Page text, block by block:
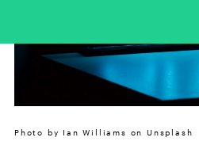
Photo by Ian Williams on Unsplash